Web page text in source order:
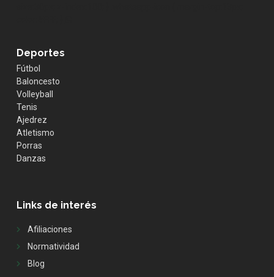
Deportes
Fútbol
Baloncesto
Volleyball
Tenis
Ajedrez
Atletismo
Porras
Danzas
Links de interés
Afiliaciones
Normatividad
Blog